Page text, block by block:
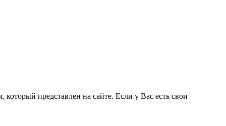
представлен на сайте. Если у Вас есть свои